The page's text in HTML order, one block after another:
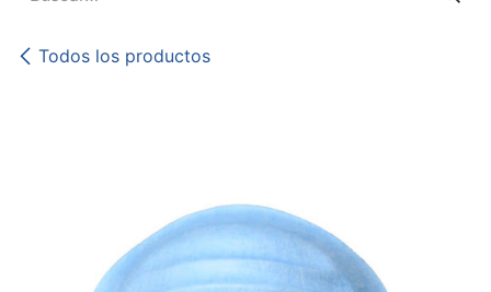
Todos los productos